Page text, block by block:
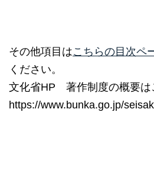
その他項目はこちらの目次ペ
ください。
文化省HP 著作制度の概要は
https://www.bunka.go.jp/